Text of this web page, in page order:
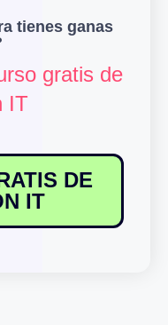
tienes ganas
gratis de
IT
DE
IT